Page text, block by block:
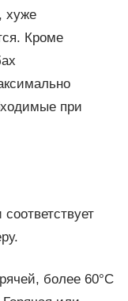
хуже
Кроме
при
более 60°C